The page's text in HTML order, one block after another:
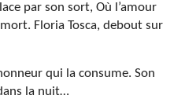
par son sort, Où l’amour
Floria Tosca, debout sur
qui la consume. Son
la nuit…